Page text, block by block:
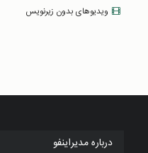
ویدیوهای بدون زیرنویس
درباره مدیراینفو